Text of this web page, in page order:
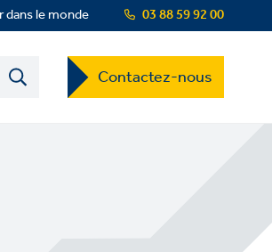
03 88 59 92 00
dans le monde
Contact
US
Dropdown
Contactez-nous